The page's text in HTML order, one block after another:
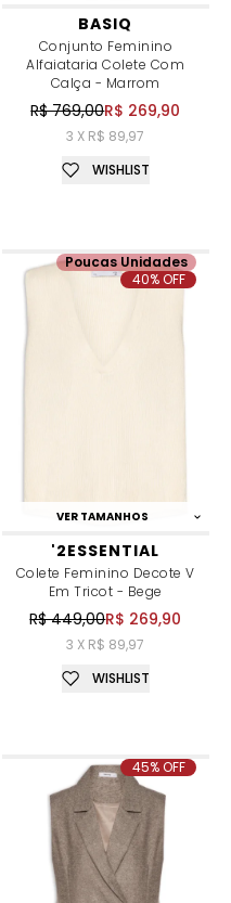
BASIQ
Conjunto Feminino
Alfaiataria Colete Com
Calça - Marrom
R$ 769,00R$ 269,90
3 X R$ 89,97
WISHLIST
VER TAMANHOS
'2ESSENTIAL
Colete Feminino Decote V
Em Tricot - Bege
R$ 449,00R$ 269,90
3 X R$ 89,97
Poucas Unidades
40% OFF
WISHLIST
45% OFF